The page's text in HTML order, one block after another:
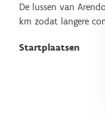
De lussen van
km zodat langere
Startplaatsen